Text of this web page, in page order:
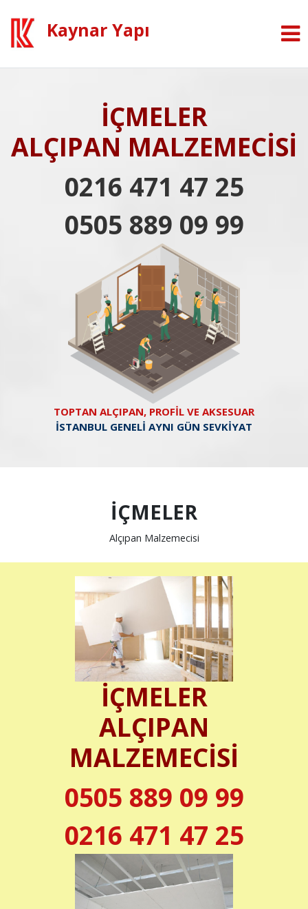
Kaynar Yapı
İÇMELER
ALÇIPAN MALZEMECİSİ
0216 471 47 25
0505 889 09 99
TOPTAN ALÇIPAN, PROFİL VE AKSESUAR
İSTANBUL GENELİ AYNI GÜN SEVKİYAT
İÇMELER
Alçıpan Malzemecisi
İÇMELER
ALÇIPAN
MALZEMECİSİ
0505 889 09 99
0216 471 47 25